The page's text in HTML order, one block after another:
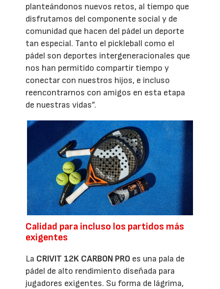
planteándonos nuevos retos, al tiempo que
disfrutamos del componente social y de
comunidad que hacen del pádel un deporte
tan especial. Tanto el pickleball como el
pádel son deportes intergeneracionales que
nos han permitido compartir tiempo y
conectar con nuestros hijos, e incluso
reencontrarnos con amigos en esta etapa
de nuestras vidas”.
Calidad para incluso los partidos más
exigentes
La CRIVIT 12K CARBON PRO es una pala de
pádel de alto rendimiento diseñada para
jugadores exigentes. Su forma de lágrima,